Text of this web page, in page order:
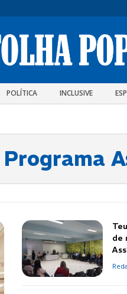
POLÍTICA INCLUSIVE
Programa
de